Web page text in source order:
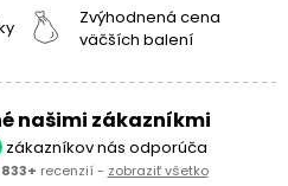
Zvýhodnená cena
väčších balení
našimi zákazníkmi
zákazníkov nás odporúča
833+ recenzií - zobraziť všetko